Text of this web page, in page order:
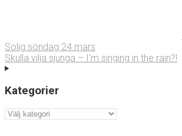
Solig söndag 24 mars
Skulla vilja sjunga – I'm singing in the rain?!
Kategorier
Kategorier